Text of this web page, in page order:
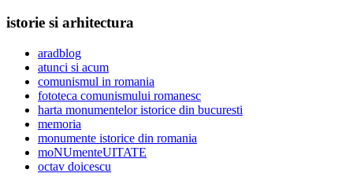
istorie si arhitectura
aradblog
atunci si acum
comunismul in romania
fototeca comunismului romanesc
harta monumentelor istorice din bucuresti
memoria
monumente istorice din romania
moNUmenteUITATE
octav doicescu